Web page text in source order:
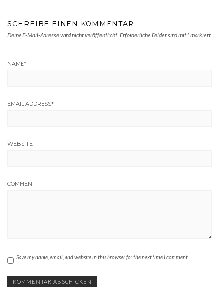
SCHREIBE EINEN KOMMENTAR
Deine E-Mail-Adresse wird nicht veröffentlicht. Erforderliche Felder sind mit *markiert
NAME*
EMAIL ADDRESS*
WEBSITE
COMMENT
Save my name, email, and website in this browser for the next time I comment.